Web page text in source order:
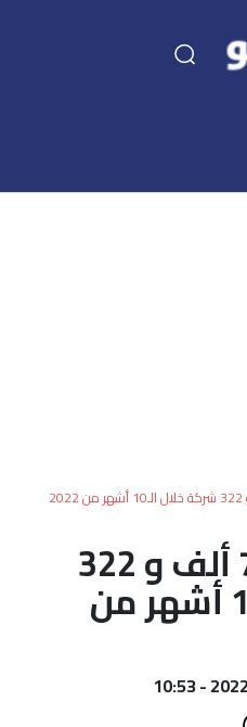
اقتصاد
العالم
أعمدة
الصحراء
تقرير : إنشاء 77 ألف و 322
شركة خلال الـ10 أشهر من